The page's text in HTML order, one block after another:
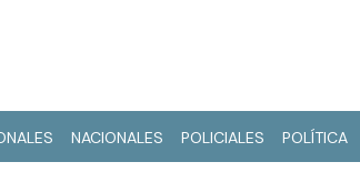
NACIONALES POLICIALES POLÍTICA